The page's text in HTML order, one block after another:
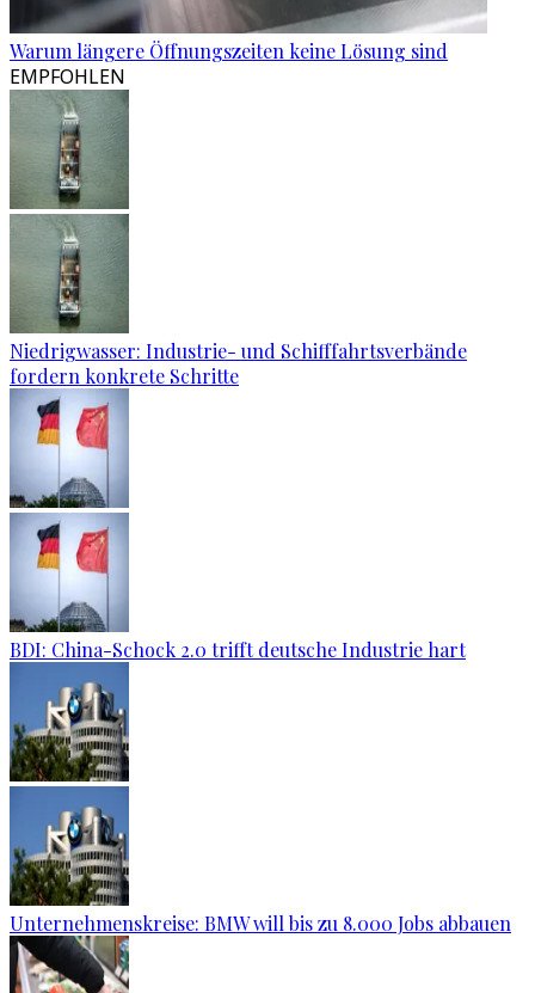
Warum längere Öffnungszeiten keine Lösung sind
EMPFOHLEN
Niedrigwasser: Industrie- und Schifffahrtsverbände
fordern konkrete Schritte
BDI: China-Schock 2.0 trifft deutsche Industrie hart
Unternehmenskreise: BMW will bis zu 8.000 Jobs abbauen